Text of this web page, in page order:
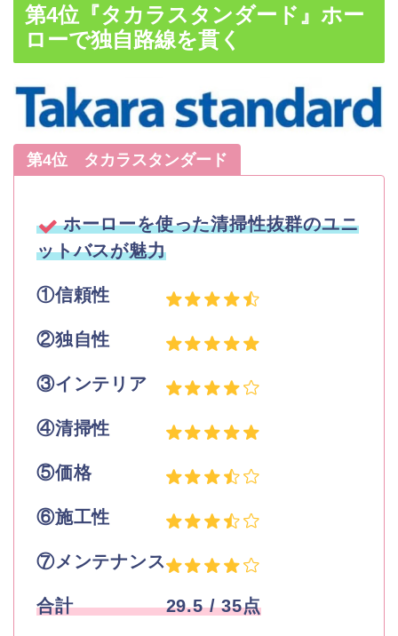
第4位『タカラスタンダード』ホー
ローで独自路線を貫く
第4位 タカラスタンダード
ホーローを使った清掃性抜群のユニ
ットバスが魅力
①信頼性
②独自性
③インテリア
④清掃性
⑤価格
⑥施工性
⑦メンテナンス
合計 29.5/ 35点